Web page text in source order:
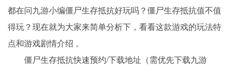
都在问九游小编僵尸生存抵抗好玩吗？僵尸生存抵抗值不值
得玩？ 现在就为大家来简单分析下，看看这款游戏的玩法特
点和游戏剧情介绍 。
僵尸生存抵抗快速预约/下载地址（需优先下载九游